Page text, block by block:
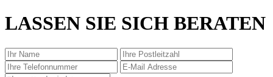
LASSEN SIE SICH BERATEN